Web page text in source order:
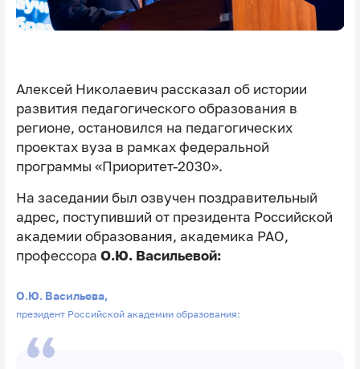
Алексей Николаевич рассказал об истории
развития педагогического образования в
регионе, остановился на педагогических
проектах вуза в рамках федеральной
программы «Приоритет-2030».
На заседании был озвучен поздравительный
адрес, поступивший от президента Российской
академии образования, академика РАО,
профессора О.Ю. Васильевой:
О.Ю. Васильева,
президент Российской академии образования: